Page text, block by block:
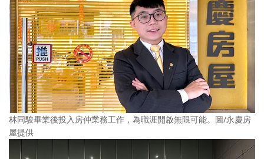
林同駿畢業後投入房仲業務工作，為職涯開啟無限可能。圖/永慶房
屋提供